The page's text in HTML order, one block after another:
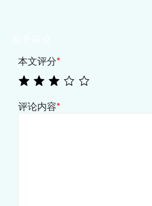
本文评分*
评论内容*